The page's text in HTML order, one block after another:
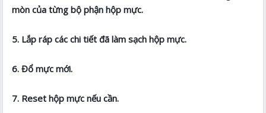
mòn của từng bộ phận hộp mực.
5. Lắp ráp các chi tiết đã làm sạch hộp mực.
6. Đổ mực mới.
7. Reset hộp mực nếu cần.